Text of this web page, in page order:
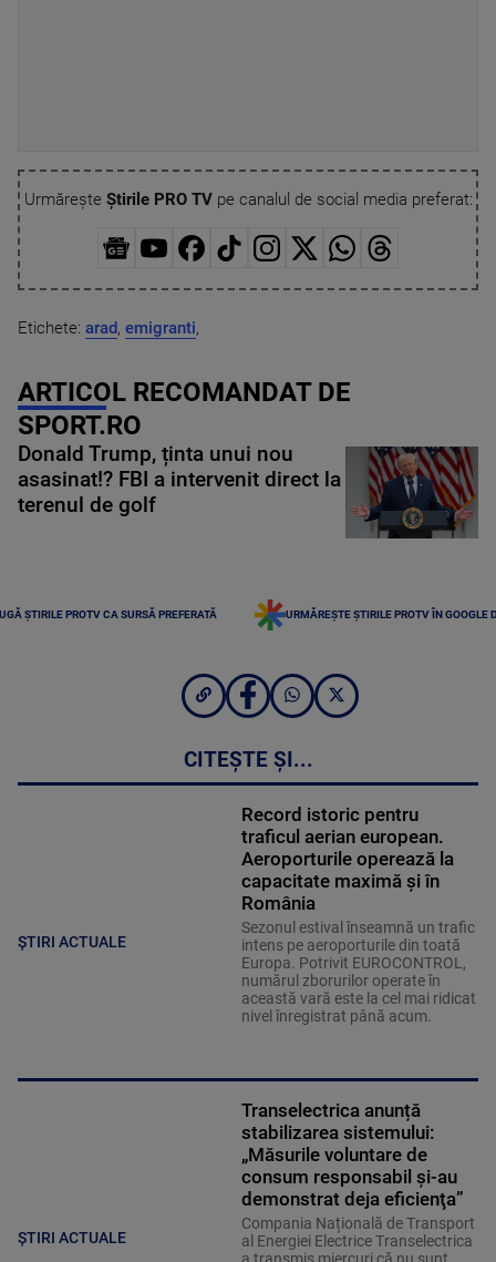
Urmărește Știrile PRO TVpe canalul de social media preferat:
Etichete: arad, emigranti,
ARTICOL RECOMANDAT DE
SPORT.RO
Donald Trump, ținta unui nou
asasinat!? FBI a intervenit direct la
terenul de golf
ȘTIRILE PROTV CA SURSĂ PREFERATĂ URMĂREȘTE ȘTIRILE PROTV ÎN GOOGLE
CITEȘTE ȘI...
ȘTIRI ACTUALE
Record istoric pentru
traficul aerian european.
Aeroporturile operează la
capacitate maximă și în
România
Sezonul estival înseamnă un trafic
intens pe aeroporturile din toată
Europa. Potrivit EUROCONTROL,
numărul zborurilor operate în
această vară este la cel mai ridicat
nivel înregistrat până acum.
ȘTIRI ACTUALE
Transelectrica anunță
stabilizarea sistemului:
„Măsurile voluntare de
consum responsabil şi-au
demonstrat deja eficienţa”
Compania Națională de Transport
al Energiei Electrice Transelectrica